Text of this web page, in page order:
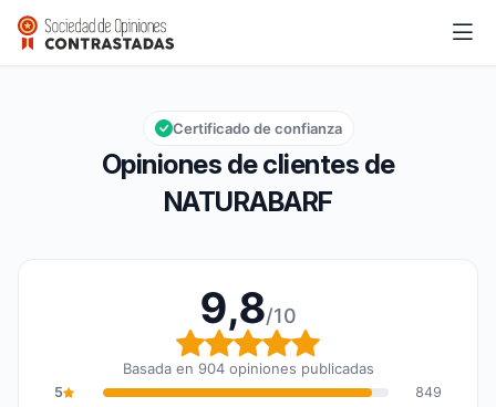
NATURABARF
Calificación global: 9,8 de 10
9,8/10
Opiniones de clientes de
NATURABARF
Certificado de confianza
9,8/10
Calificación global: 9,8
Basada en 904 opiniones publicadas
5
849